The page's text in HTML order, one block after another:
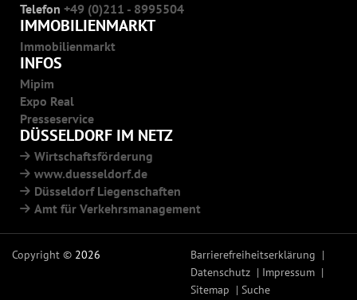
Telefon +49 (0)211 - 8995504
IMMOBILIENMARKT
Immobilienmarkt
INFOS
Mipim
Expo Real
Presseservice
DÜSSELDORF IM NETZ
Wirtschaftsförderung
www.duesseldorf.de
Düsseldorf Liegenschaften
Amt für Verkehrsmanagement
Copyright © 2026
Barrierefreiheitserklärung
Datenschutz
Impressum
Sitemap
Suche